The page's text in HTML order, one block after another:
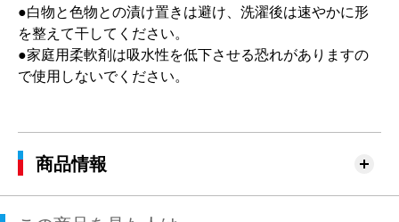
●白物と色物との漬け置きは避け、洗濯後は速やかに形
を整えて干してください。
●家庭用柔軟剤は吸水性を低下させる恐れがありますの
で使用しないでください。
商品情報